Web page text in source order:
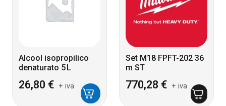
Alcool isopropilico
denaturato 5 L
26,80 € + iva
Set M18 FPFT-202 36
m ST
770,28 € + iva